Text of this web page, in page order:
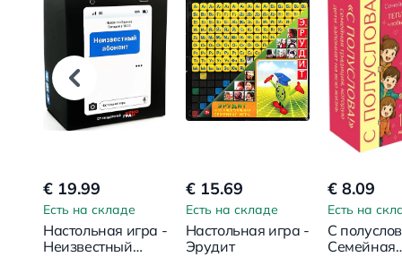
€ 19.99
Есть на складе
Настольная игра -
Неизвестный
€ 15.69
Есть на складе
Настольная игра -
Эрудит
€ 8.09
Есть на
С
Семейная